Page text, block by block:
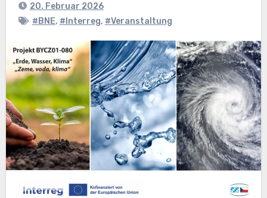
20. Februar 2026
#BNE, #Interreg, #Veranstaltung